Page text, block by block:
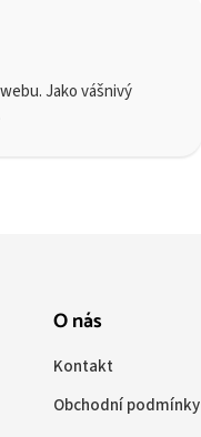
Jako vášnivý
O nás
Kontakt
Obchodní podmínky